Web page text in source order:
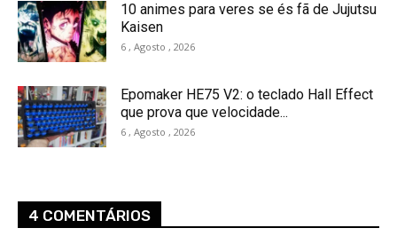
10 animes para veres se és fã de Jujutsu
Kaisen
6 , Agosto , 2026
Epomaker HE75 V2: o teclado Hall Effect
que prova que velocidade...
6 , Agosto , 2026
4 COMENTÁRIOS